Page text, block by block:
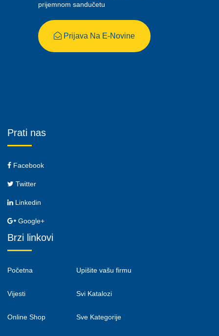
prijemnom sandučetu
Prijava Na E-Novine
Prati nas
Facebook
Twitter
Linkedin
Google+
Brzi linkovi
Početna
Vijesti
Online Shop
Upišite vašu firmu
Svi Katalozi
Sve Kategorije